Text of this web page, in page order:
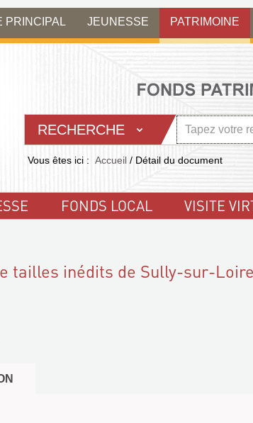
PRINCIPAL JEUNESSE PATRIMOINE
RECHERCHE
Vous êtes ici : Accueil / Détail du document
FONDS LOCAL VISITE
tailles inédits de Sully-sur-